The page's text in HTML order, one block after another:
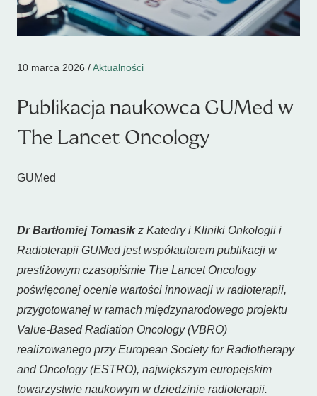
10 marca 2026 /Aktualności
Publikacja naukowca GUMed w
The Lancet Oncology
GUMed
Dr Bartłomiej Tomasikz Katedry i Kliniki Onkologii i
Radioterapii GUMed jest współautorem publikacji w
prestiżowym czasopiśmie The Lancet Oncology
poświęconej ocenie wartości innowacji w radioterapii,
przygotowanej w ramach międzynarodowego projektu
Value-Based Radiation Oncology (VBRO)
realizowanego przyEuropean Society for Radiotherapy
and Oncology (ESTRO), największym europejskim
towarzystwie naukowym w dziedzinie radioterapii.